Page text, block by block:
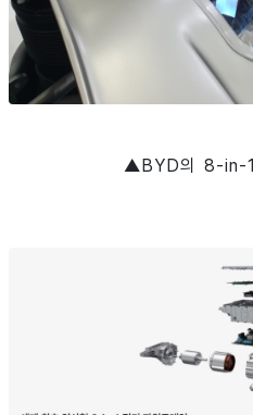
▲BYD의 8-in-1